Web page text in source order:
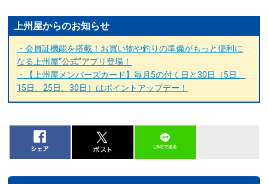
上州屋からのお知らせ
・会員証機能を搭載！お買い物や釣りの準備がもっと便利に
なる上州屋“公式”アプリ登場！
・【上州屋メンバーズカード】毎月5の付く日と30日（5日、
15日、25日、30日）はポイントアップデー！